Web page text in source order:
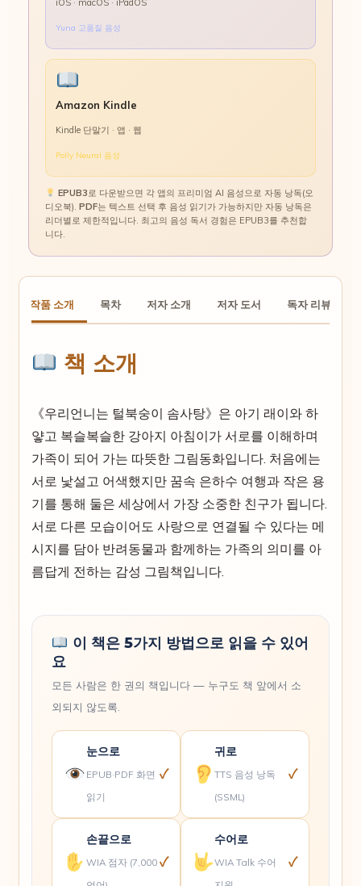
iOS · macOS · iPadOS
Yuna 고품질 음성
Amazon Kindle
Kindle 단말기 · 앱 · 웹
Polly Neural 음성
EPUB3로 다운받으면 각 앱의 프리미엄 AI 음성으로 자동 낭독(오
디오북).PDF는 텍스트 선택 후 음성 읽기가 가능하지만 자동 낭독은
리더별로 제한적입니다. 최고의 음성 독서 경험은 EPUB3를 추천합
니다.
작품 소개 목차 저자 소개 저자 도서 독자 리뷰
책 소개
《우리언니는 털북숭이 솜사탕》은 아기 래이와 하
얗고 복슬복슬한 강아지 아침이가 서로를 이해하며
가족이 되어 가는 따뜻한 그림동화입니다. 처음에는
서로 낯설고 어색했지만 꿈속 은하수 여행과 작은 용
기를 통해 둘은 세상에서 가장 소중한 친구가 됩니다.
서로 다른 모습이어도 사랑으로 연결될 수 있다는 메
시지를 담아 반려동물과 함께하는 가족의 의미를 아
름답게 전하는 감성 그림책입니다.
이 책은 5가지 방법으로 읽을 수 있어
요
모든 사람은 한 권의 책입니다 — 누구도 책 앞에서 소
외되지 않도록.
눈으로
EPUB·PDF 화면
읽기
✓
귀로
TTS 음성 낭독
(SSML)
✓
손끝으로
WIA 점자 (7,000 ✓
수어로
WIA Talk 수어
✓